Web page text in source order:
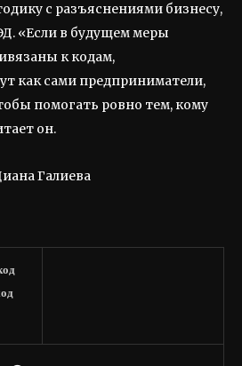
с разъяснениями бизнесу,
«Если в будущем меры
к кодам,
как сами предприниматели,
помогать ровно тем, кому
он.
Галиева